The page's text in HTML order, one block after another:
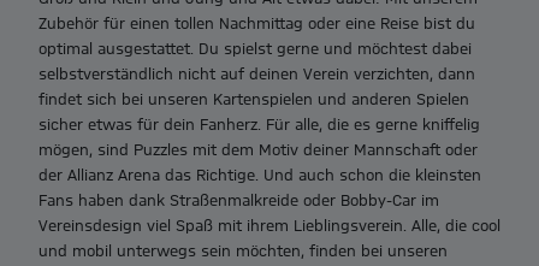
Zubehör für einen tollen Nachmittag oder eine Reise bist du
optimal ausgestattet. Du spielst gerne und möchtest dabei
selbstverständlich nicht auf deinen Verein verzichten, dann
findet sich bei unseren Kartenspielen und anderen Spielen
sicher etwas für dein Fanherz. Für alle, die es gerne kniffelig
mögen, sind Puzzles mit dem Motiv deiner Mannschaft oder
der Allianz Arena das Richtige. Und auch schon die kleinsten
Fans haben dank Straßenmalkreide oder Bobby-Car im
Vereinsdesign viel Spaß mit ihrem Lieblingsverein. Alle, die cool
und mobil unterwegs sein möchten, finden bei unseren